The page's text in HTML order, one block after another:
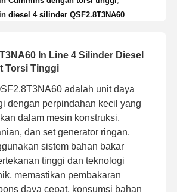
diesel 4 silinder QSF2.8T3NA60
In Line 4 Silinder Diesel
Torsi Tinggi
adalah unit daya
dengan perpindahan kecil yang
dalam mesin konstruksi,
dan set generator ringan.
sistem bahan bakar
tinggi dan teknologi
memastikan pembakaran
daya cepat, konsumsi bahan